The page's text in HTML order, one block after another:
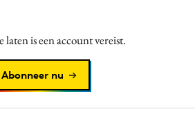
is een account vereist.
Abonneer nu